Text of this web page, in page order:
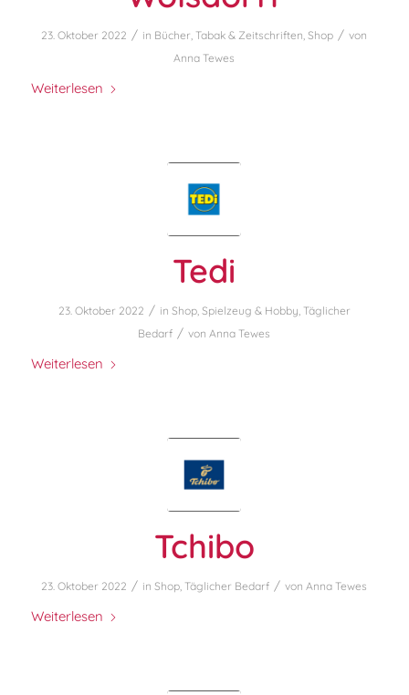
23. Oktober 2022 / in Bücher, Tabak & Zeitschriften,Shop / von
Anna Tewes
Weiterlesen
Tedi
23. Oktober 2022 / in Shop, Spielzeug & Hobby, Täglicher
Bedarf / vonAnna Tewes
Weiterlesen
Tchibo
23. Oktober 2022 / inShop,Täglicher Bedarf / vonAnna Tewes
Weiterlesen